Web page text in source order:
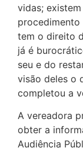
vidas;
tem o direito
já é
seu e do
visão deles o
completou a
A vereadora
obter a
Audiência